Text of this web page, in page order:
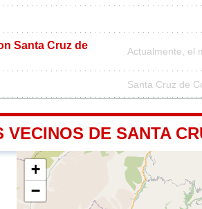
Santa Cruz de
Actualmente, el
Santa Cruz de
VECINOS DE SANTA
+
−